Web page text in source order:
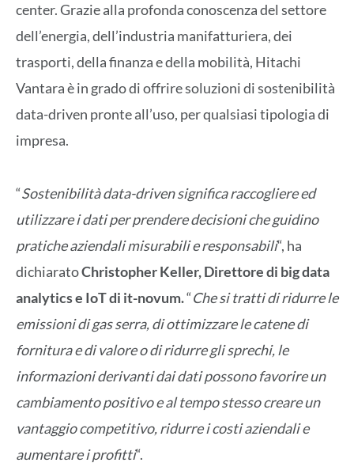
center. Grazie alla profonda conoscenza del settore
dell’energia, dell’industria manifatturiera, dei
trasporti, della finanza e della mobilità, Hitachi
Vantara è in grado di offrire soluzioni di sostenibilità
data-driven pronte all’uso, per qualsiasi tipologia di
impresa.
“Sostenibilità data-driven significa raccogliere ed
utilizzare i dati per prendere decisioni che guidino
pratiche aziendali misurabili e responsabili“, ha
dichiaratoChristopher Keller, Direttore di big data
analytics e IoT di it-novum.“Che si tratti di ridurre le
emissioni di gas serra, di ottimizzare le catene di
fornitura e di valore o di ridurre gli sprechi, le
informazioni derivanti dai dati possono favorire un
cambiamento positivo e al tempo stesso creare un
vantaggio competitivo, ridurre i costi aziendali e
aumentare i profitti“.